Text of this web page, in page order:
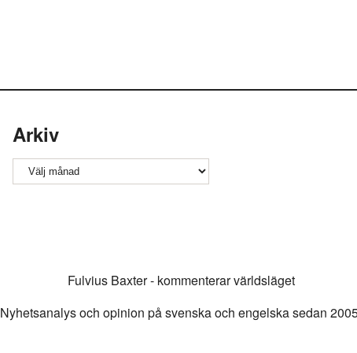
Arkiv
Arkiv
Fulvius Baxter - kommenterar världsläget
Nyhetsanalys och opinion på svenska och engelska sedan